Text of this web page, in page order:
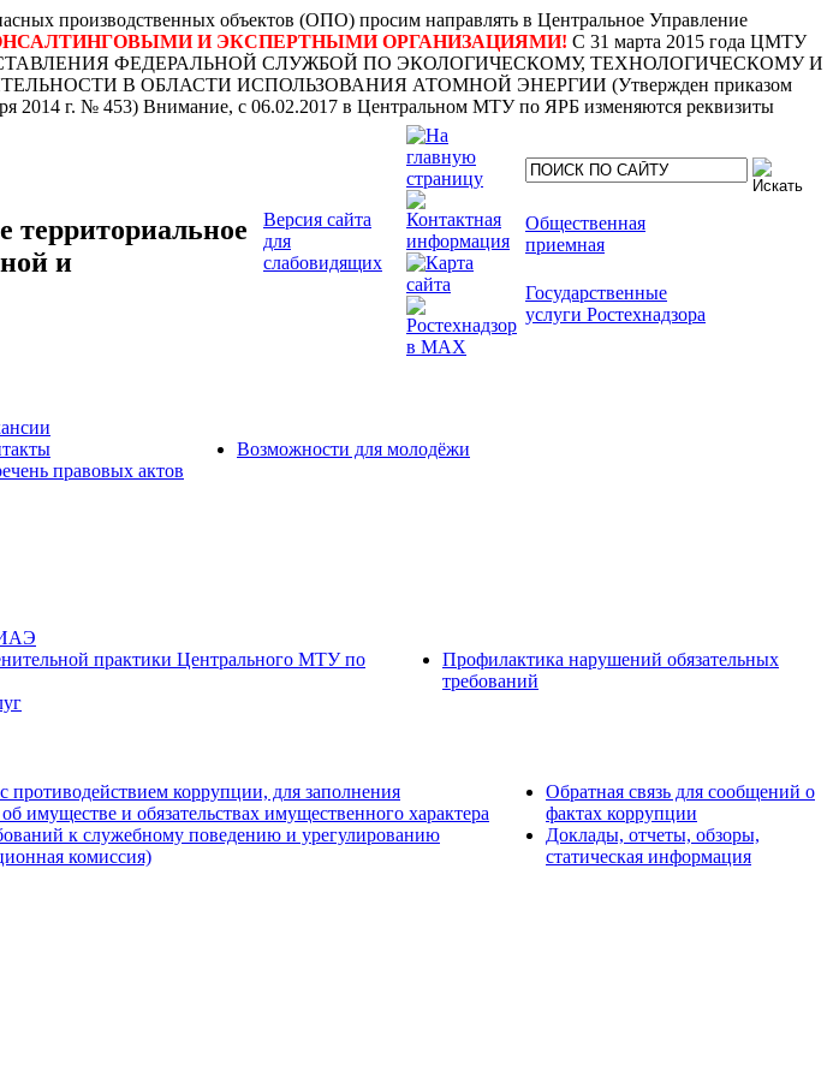
объектов (ОПО) просим направлять в Центральное Управление
И ЭКСПЕРТНЫМИ ОРГАНИЗАЦИЯМИ! С 31 марта 2015 года ЦМТУ
ФЕДЕРАЛЬНОЙ СЛУЖБОЙ ПО ЭКОЛОГИЧЕСКОМУ, ТЕХНОЛОГИЧЕСКОМУ И
В ОБЛАСТИ ИСПОЛЬЗОВАНИЯ АТОМНОЙ ЭНЕРГИИ (Утвержден приказом
2014 г. № 453) Внимание, с 06.02.2017 в Центральном МТУ по ЯРБ изменяются реквизиты
территориальное
и
Версия сайта
для
слабовидящих
Общественная
приемная
Государственные
услуги Ростехнадзора
правовых актов
Возможности для молодёжи
практики Центрального МТУ по
Профилактика нарушений обязательных
требований
коррупции, для заполнения
имуществе и обязательствах имущественного характера
к служебному поведению и урегулированию
комиссия)
Обратная связь для сообщений о
фактах коррупции
Доклады, отчеты, обзоры,
статическая информация